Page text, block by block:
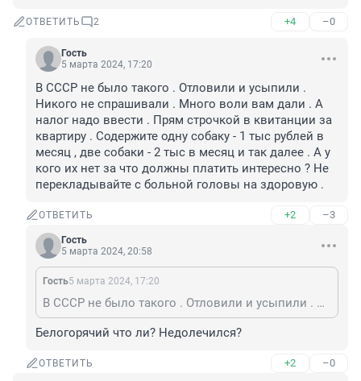
ОТВЕТИТЬ 2 +4 –0
Гость
5 марта 2024, 17:20
В СССР не было такого . Отловили и усыпили .
Никого не спрашивали . Много воли вам дали . А
налог надо ввести . Прям строчкой в квитанции за
квартиру . Содержите одну собаку - 1 тыс рублей в
месяц , две собаки - 2 тыс в месяц и так далее . А у
кого их нет за что должны платить интересно ? Не
перекладывайте с больной головы на здоровую .
ОТВЕТИТЬ +2 –3
Гость
5 марта 2024, 20:58
Гость5 марта 2024, 17:20
В СССР не было такого . Отловили и усыпили . Никого не спрашивали . Много воли вам дали . А налог надо ввести . Прям строчкой в квитанции за квартиру . Содержите одну собаку - 1 тыс рублей в месяц , две собаки - 2 тыс в месяц и так далее . А у кого их нет за что должны платить интересно ? Не перекладывайте с больной головы на здоровую .
Белогорячий что ли? Недолечился?
ОТВЕТИТЬ +2 –0